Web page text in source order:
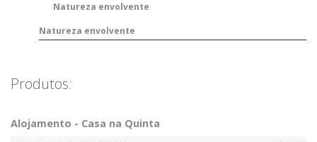
Natureza envolvente
Natureza envolvente
Produtos:
Alojamento - Casa na Quinta